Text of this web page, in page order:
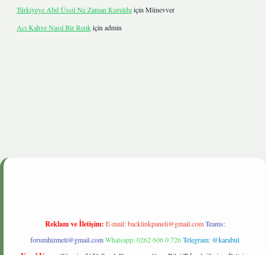
Türkiyeye Abd Üssü Ne Zaman Kuruldu için Münevver
Acı Kahve Nasıl Bir Renkiçin admin
Reklam ve İletişim: E-mail:backlinkpaneli@gmail.com Teams:
forumhizmeti@gmail.comWhatsapp: 0262 606 0 726Telegram: @karabul